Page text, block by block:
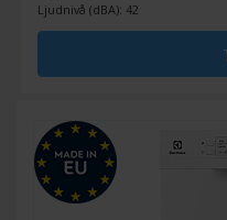
Ljudnivå (dBA): 42